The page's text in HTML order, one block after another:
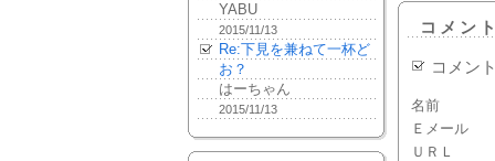
YABU
2015/11/13
Re:下見を兼ねて一杯ど
お？
はーちゃん
2015/11/13
コメン
コメン
名前
Ｅメール
ＵＲＬ